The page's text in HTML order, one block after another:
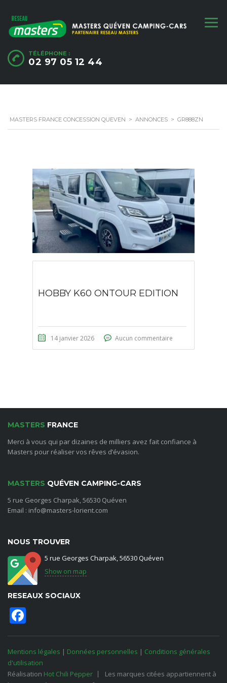
TÉLÉPHONE :
02 97 05 12 44
MASTERS FRANCE CONCESSION QUEVEN > ANNONCES > GR888ZN
HOBBY K60 ONTOUR EDITION
14 janvier 2026 Aucun commentaire
MASTERS FRANCE
Merci à vous qui par dizaines de milliers avez fait confiance à
Masters pour réaliser vos rêves d’évasion.
MASTERS QUÉVEN CAMPING-CARS
5 rue Georges Charpak, 56530 Quéven
Email : info@masters-lorient.com
NOUS TROUVER
5 rue Georges Charpak, 56530 Quéven
Show on map
RESEAUX SOCIAUX
Mentions légales | Données personnelles | Conditions générales
d'utilisation
Réalisation Hot Chili Pepper
Les marques citées appartiennent à